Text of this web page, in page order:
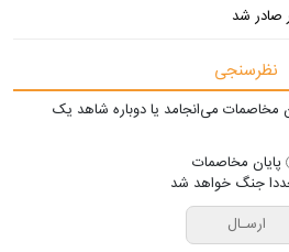
نظرسنجی
مخاصمات می‌انجامد یا دوباره شاهد یک
پایان مخاصمات
جنگ خواهد شد